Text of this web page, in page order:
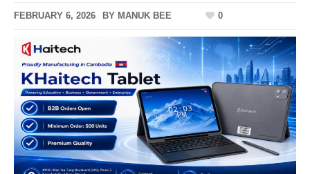
FEBRUARY 6, 2026 BY MANUK BEE 0